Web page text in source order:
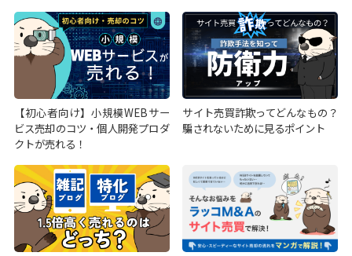
【初心者向け】小規模WEBサー
ビス売却のコツ・個人開発プロダ
クトが売れる！
サイト売買詐欺ってどんなもの？
騙されないために見るポイント